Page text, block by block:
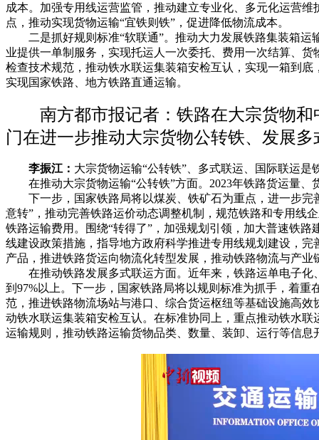
成本。加强专用线运营监管，推动建立专业化、多元化运营
点，推动实现货物运输“宜铁则铁”，促进降低物流成本。
二是抓好规则标准“软联通”。推动大力发展铁路集装箱运
业提供一单制服务，实现托运人一次委托、费用一次结算、
检查技术规范，推动铁水联运集装箱安检互认，实现一箱到
实现国家铁路、地方铁路直通运输。
南方都市报记者：铁路在大宗货物和
门在进一步推动大宗货物公转铁、发展
李振江： 大宗货物运输“公转铁”、多式联运、国际联运
在推动大宗货物运输“公转铁”方面。2023年铁路货运量、
下一步，国家铁路局将以煤炭、铁矿石为重点，进一步完
意转”，推动完善铁路运价动态调整机制，规范铁路和专用线
铁路运输费用。围绕“转得了”，加强规划引领，加大普速铁
线建设政策措施，指导地方政府科学推进专用线规划建设，
产品，推进铁路货运向物流化转型发展，推动铁路物流与产业
在推动铁路发展多式联运方面。近年来，铁路运单电子化
到97%以上。下一步，国家铁路局将以规则标准为抓手，着
范，推进铁路物流场站与港口、综合货运枢纽等基础设施高
动铁水联运集装箱安检互认。在标准协同上，重点推动铁水
运输规则，推动铁路运输货物品类、数量、装卸、运行等信息